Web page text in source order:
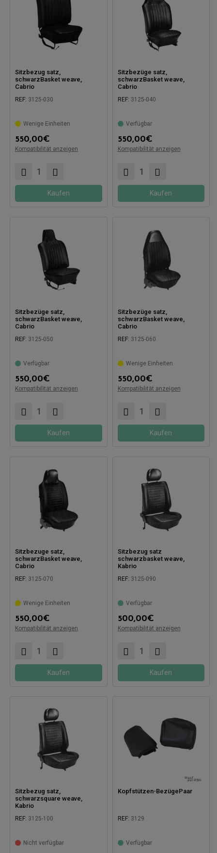
Sitzbezug satz,
schwarzBasket weave,
Cabrio
REF: 3125-030
Wenige Einheiten
550,00€
Kompatibilität anzeigen
Kompatibel mit:
Kaufen
Sitzbezüge satz,
schwarzBasket weave,
Cabrio
REF: 3125-040
Verfügbar
550,00€
Kompatibilität anzeigen
Kompatibel mit:
Kaufen
Sitzbezüge satz,
schwarzBasket weave,
Cabrio
REF: 3125-050
Verfügbar
550,00€
Kompatibilität anzeigen
Kompatibel mit:
Kaufen
Sitzbezüge satz,
schwarzBasket weave,
Cabrio
REF: 3125-060
Wenige Einheiten
550,00€
Kompatibilität anzeigen
Kompatibel mit:
Kaufen
Sitzbezuge satz,
schwarzBasket weave,
Cabrio
REF: 3125-070
Wenige Einheiten
550,00€
Kompatibilität anzeigen
Kompatibel mit:
Kaufen
Sitzbezug satz
schwarzbasket weave,
Kabrio
REF: 3125-090
Verfügbar
500,00€
Kompatibilität anzeigen
Kompatibel mit:
Kaufen
Sitzbezug satz,
schwarzsquare weave,
Kabrio
REF: 3125-100
Nicht verfügbar
Kopfstützen-BezügePaar
REF: 3129
Verfügbar